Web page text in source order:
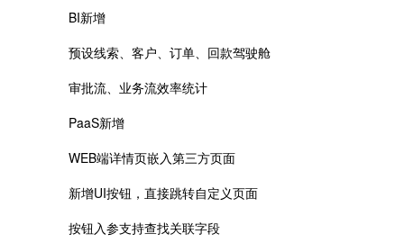
BI新增
预设线索、客户、订单、回款驾驶舱
审批流、业务流效率统计
PaaS新增
WEB端详情页嵌入第三方页面
新增UI按钮，直接跳转自定义页面
按钮入参支持查找关联字段